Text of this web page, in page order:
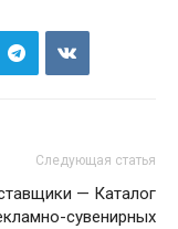
Следующая статья
— Каталог
сувенирных